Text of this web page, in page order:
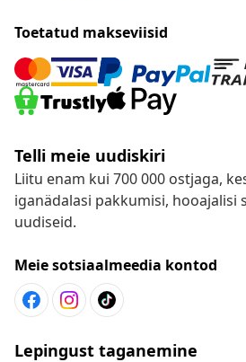
Toetatud makseviisid
Telli meie uudiskiri
Liitu enam kui 700 000 ostjaga,
iganädalasi pakkumisi, hooajalisi
uudiseid.
Meie sotsiaalmeedia kontod
Lepingust taganemine